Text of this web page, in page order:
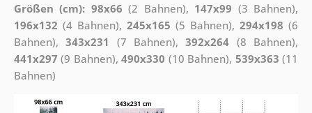
Größen (cm): 98x66 (2 Bahnen), 147x99 (3 Bahnen),
196x132 (4 Bahnen), 245x165 (5 Bahnen),294x198 (6
Bahnen),343x231 (7 Bahnen),392x264 (8 Bahnen),
441x297 (9 Bahnen),490x330 (10 Bahnen), 539x363 (11
Bahnen)